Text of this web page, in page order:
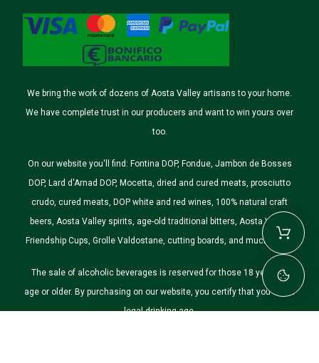
We bring the work of dozens of Aosta Valley artisans to your home.
We have complete trust in our producers and want to win yours over
too.
On our website you'll find: Fontina DOP, Fondue, Jambon de Bosses
DOP, Lard d'Arnad DOP, Mocetta, dried and cured meats, prosciutto
crudo, cured meats, DOP white and red wines, 100% natural craft
beers, Aosta Valley spirits, age-old traditional bitters, Aosta Valley
Friendship Cups, Grolle Valdostane, cutting boards, and much more.
The sale of alcoholic beverages is reserved for those 18 years of
age or older. By purchasing on our website, you certify that you are of
legal drinking age.